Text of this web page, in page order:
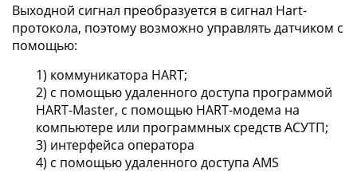
Выходной сигнал преобразуется в сигнал Hart-
протокола, поэтому возможно управлять датчиком с
помощью:
1) коммуникатора HART;
2) с помощью удаленного доступа программой
HART-Master, с помощью HART-модема на
компьютере или программных средств АСУТП;
3) интерфейса оператора
4) с помощью удаленного доступа AMS